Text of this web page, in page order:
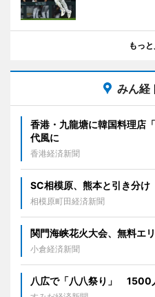
もっ
みん経
香港・九龍塘に韓国料理
代風に
香港経済新聞
SC相模原、熊本と引き分
相模原町田経済新聞
関門海峡花火大会、無料エ
小倉経済新聞
八広で「八八祭り」 1500